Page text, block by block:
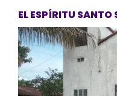
EL ESPÍRITU